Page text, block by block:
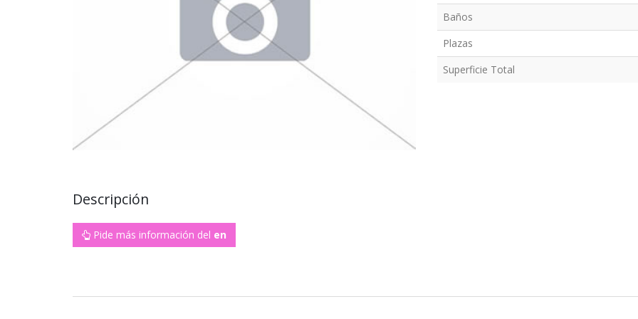
Baños
Plazas
Superficie Total
Descripción
Pide más información del en